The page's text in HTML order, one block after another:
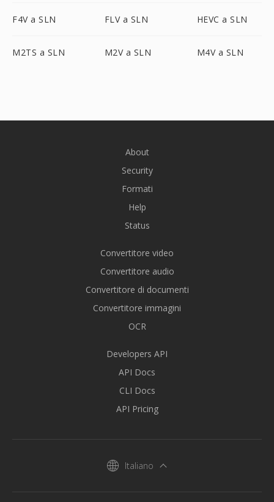
F4V a SLN FLV a SLN HEVC a SLN
M2TS a SLN M2V a SLN M4V a SLN
About
Security
Formati
Help
Status
Convertitore video
Convertitore audio
Convertitore di documenti
Convertitore immagini
OCR
Developers API
API Docs
CLI Docs
API Pricing
Italiano